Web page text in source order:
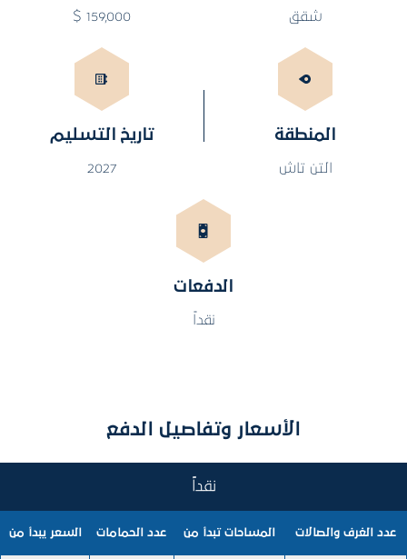
شقق 159,000 $
المنطقة
التن تاش
تاريخ التسليم
2027
الدفعات
نقداً
الأسعار وتفاصيل الدفع
نقداً
عدد الغرف والصالات المساحات تبدأ من عدد الحمامات السعر يبدأ من